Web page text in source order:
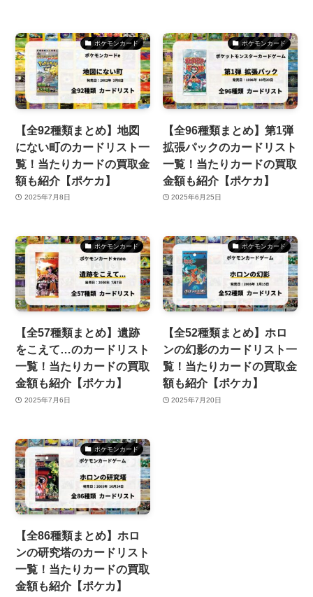
ポケモンカード
【全92種類まとめ】地図
にない町のカードリスト一
覧！当たりカードの買取金
額も紹介【ポケカ】
2025年7月8日
ポケモンカード
【全96種類まとめ】第1弾
拡張パックのカードリスト
一覧！当たりカードの買取
金額も紹介【ポケカ】
2025年6月25日
ポケモンカード
【全57種類まとめ】遺跡
をこえて…のカードリスト
一覧！当たりカードの買取
金額も紹介【ポケカ】
2025年7月6日
ポケモンカード
【全52種類まとめ】ホロ
ンの幻影のカードリスト一
覧！当たりカードの買取金
額も紹介【ポケカ】
2025年7月20日
ポケモンカード
【全86種類まとめ】ホロ
ンの研究塔のカードリスト
一覧！当たりカードの買取
金額も紹介【ポケカ】